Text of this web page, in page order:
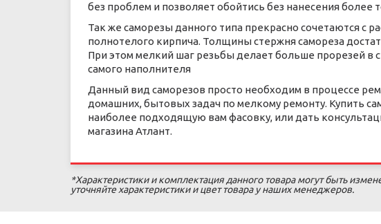
без проблем и позволяет обойтись без нанесения
Так же саморезы данного типа прекрасно сочетаются
полнотелого кирпича. Толщины стержня самореза
При этом мелкий шаг резьбы делает больше прорезей в
самого наполнителя
Данный вид саморезов просто необходим в процессе
домашних, бытовых задач по мелкому ремонту. Купить
наиболее подходящую вам фасовку, или дать
магазина Атлант.
*Характеристики и комплектация данного товара могут быть
уточняйте характеристики и цвет товара у наших менеджеров.